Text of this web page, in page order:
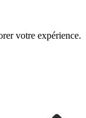
votre expérience.